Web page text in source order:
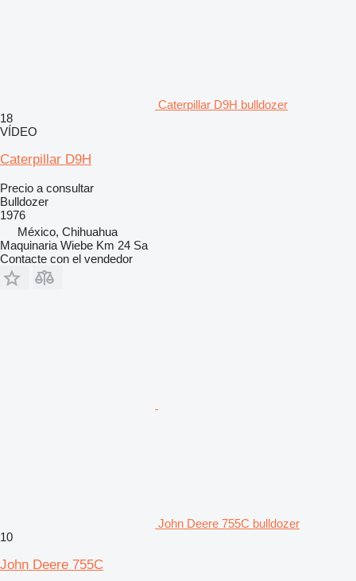
Caterpillar D9H bulldozer
18
VÍDEO
Caterpillar D9H
Precio a consultar
Bulldozer
1976
México, Chihuahua
Maquinaria Wiebe Km 24 Sa
Contacte con el vendedor
John Deere 755C bulldozer
10
John Deere 755C